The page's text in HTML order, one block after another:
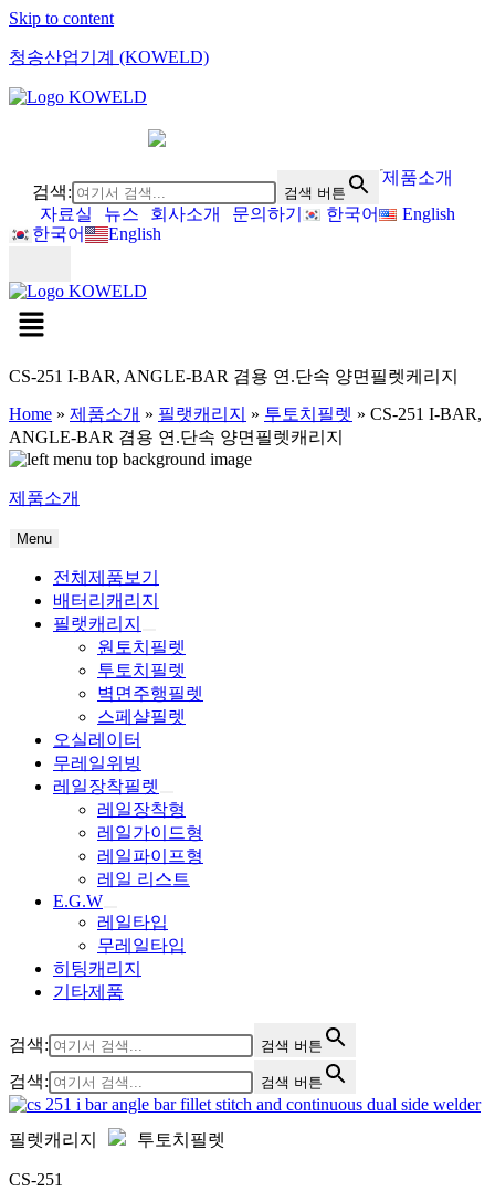
Skip to content
청송산업기계 (KOWELD)
검색: 검색 버튼
제품소개
자료실
뉴스 회사소개 문의하기 한국어
English
한국어
English
CS-251 I-BAR, ANGLE-BAR 겸용 연.단속 양면필렛케리지
Home » 제품소개 » 필랫캐리지 » 투토치필렛 » CS-251 I-BAR,
ANGLE-BAR 겸용 연.단속 양면필렛캐리지
제품소개
Menu
전체제품보기
배터리캐리지
필랫캐리지
원토치필렛
투토치필렛
벽면주행필렛
스페샬필렛
오실레이터
무레일위빙
레일장착필렛
레일장착형
레일가이드형
레일파이프형
레일 리스트
E.G.W
레일타입
무레일타입
히팅캐리지
기타제품
검색: 검색 버튼
검색: 검색 버튼
필렛캐리지 투토치필렛
CS-251